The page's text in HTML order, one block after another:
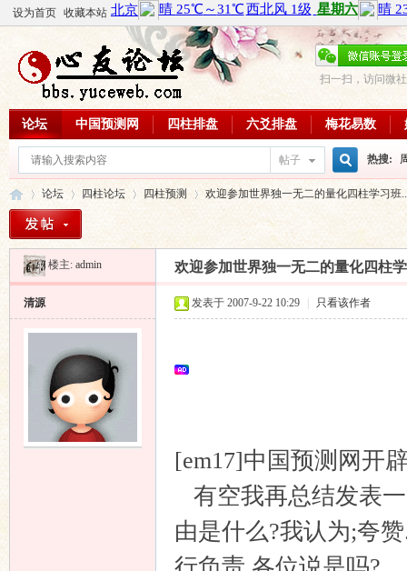
设为首页 收藏本站
扫一扫，访问微
论坛 中国预测网 四柱排盘 六爻排盘 梅花易数
帖子
搜
索
热搜:
周易教
每日一
»
论坛
›
四柱论坛 四柱预测
›
欢迎参加世界独一无二的量化四柱学习班
楼主: admin 欢迎参加世界独一无二的量化四柱
清源 发表于 2007-9-22 10:29 只看该作者
[em17]中国预测网开
有空我再总结发表
由是什么?我认为;夸